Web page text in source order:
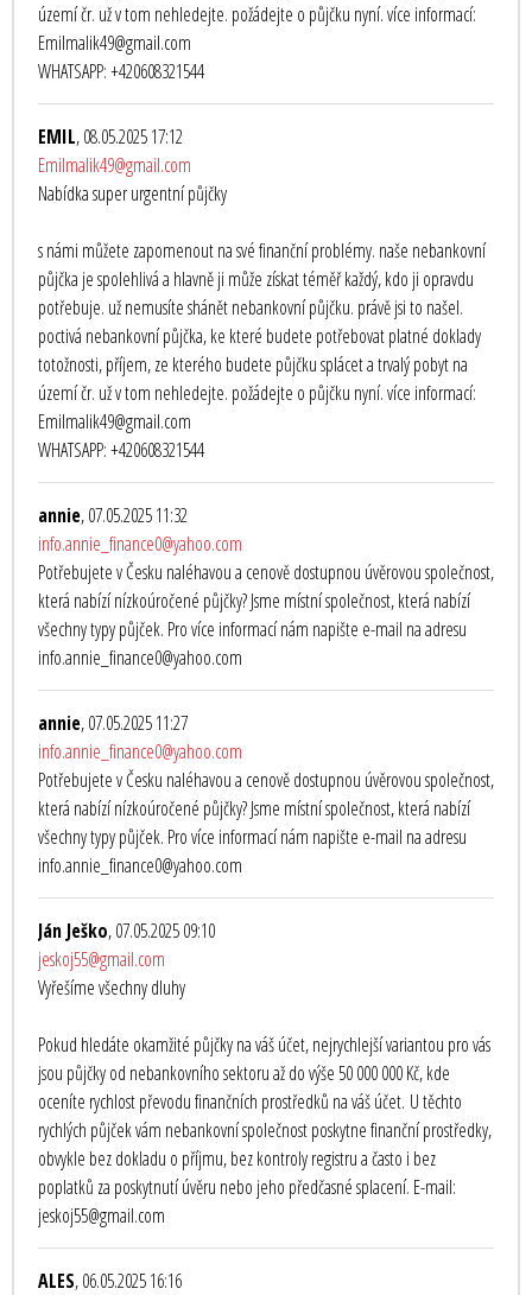
území čr. už v tom nehledejte. požádejte o půjčku nyní. více informací:
Emilmalik49@gmail.com
WHATSAPP: +420608321544
EMIL, 08.05.2025 17:12
Emilmalik49@gmail.com
Nabídka super urgentní půjčky
s námi můžete zapomenout na své finanční problémy. naše nebankovní
půjčka je spolehlivá a hlavně ji může získat téměř každý, kdo ji opravdu
potřebuje. už nemusíte shánět nebankovní půjčku. právě jsi to našel.
poctivá nebankovní půjčka, ke které budete potřebovat platné doklady
totožnosti, příjem, ze kterého budete půjčku splácet a trvalý pobyt na
území čr. už v tom nehledejte. požádejte o půjčku nyní. více informací:
Emilmalik49@gmail.com
WHATSAPP: +420608321544
annie, 07.05.2025 11:32
info.annie_finance0@yahoo.com
Potřebujete v Česku naléhavou a cenově dostupnou úvěrovou společnost,
která nabízí nízkoúročené půjčky? Jsme místní společnost, která nabízí
všechny typy půjček. Pro více informací nám napište e-mail na adresu
info.annie_finance0@yahoo.com
annie, 07.05.2025 11:27
info.annie_finance0@yahoo.com
Potřebujete v Česku naléhavou a cenově dostupnou úvěrovou společnost,
která nabízí nízkoúročené půjčky? Jsme místní společnost, která nabízí
všechny typy půjček. Pro více informací nám napište e-mail na adresu
info.annie_finance0@yahoo.com
Ján Ješko, 07.05.2025 09:10
jeskoj55@gmail.com
Vyřešíme všechny dluhy
Pokud hledáte okamžité půjčky na váš účet, nejrychlejší variantou pro vás
jsou půjčky od nebankovního sektoru až do výše 50 000 000 Kč, kde
oceníte rychlost převodu finančních prostředků na váš účet. U těchto
rychlých půjček vám nebankovní společnost poskytne finanční prostředky,
obvykle bez dokladu o příjmu, bez kontroly registru a často i bez
poplatků za poskytnutí úvěru nebo jeho předčasné splacení. E-mail:
jeskoj55@gmail.com
ALES, 06.05.2025 16:16